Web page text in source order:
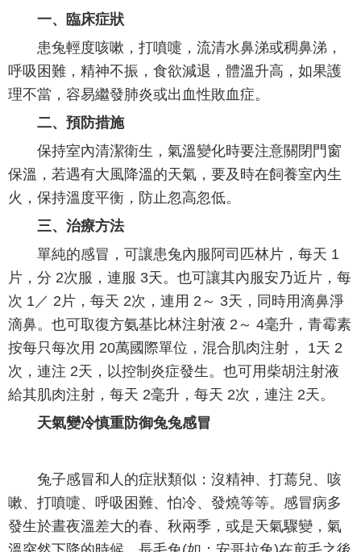
一、臨床症狀
患兔輕度咳嗽，打噴嚏，流清水鼻涕或稠鼻涕，
呼吸困難，精神不振，食欲減退，體溫升高，如果護
理不當，容易繼發肺炎或出血性敗血症。
二、預防措施
保持室內清潔衛生，氣溫變化時要注意關閉門窗
保溫，若遇有大風降溫的天氣，要及時在飼養室內生
火，保持溫度平衡，防止忽高忽低。
三、治療方法
單純的感冒，可讓患兔內服阿司匹林片，每天 1
片，分 2次服，連服 3天。也可讓其內服安乃近片，每
次 1／ 2片，每天 2次，連用 2～ 3天，同時用滴鼻淨
滴鼻。也可取復方氨基比林注射液 2～ 4毫升，青霉素
按每只每次用 20萬國際單位，混合肌肉注射， 1天 2
次，連注 2天，以控制炎症發生。也可用柴胡注射液
給其肌肉注射，每天 2毫升，每天 2次，連注 2天。
天氣變冷慎重防御兔兔感冒
兔子感冒和人的症狀類似：沒精神、打蔫兒、咳
嗽、打噴嚏、呼吸困難、怕冷、發燒等等。感冒病多
發生於晝夜溫差大的春、秋兩季，或是天氣驟變，氣